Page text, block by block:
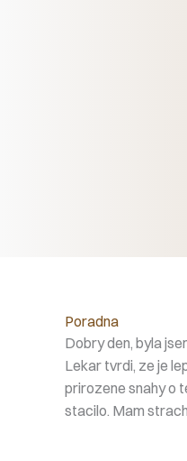
Poradna
Dobry den, byla
Lekar tvrdi, ze je
prirozene snahy o
stacilo. Mam